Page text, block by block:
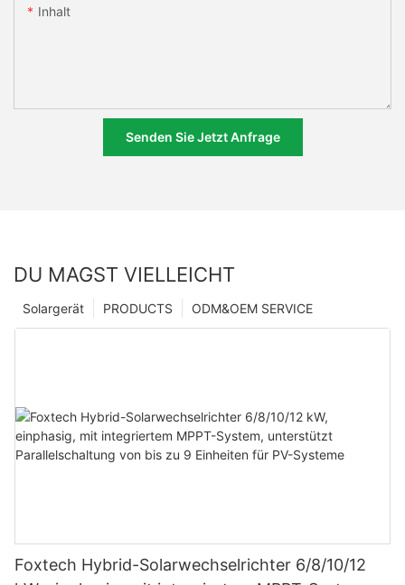
Inhalt
Senden Sie Jetzt Anfrage
DU MAGST VIELLEICHT
ODM&OEM SERVICE
PRODUCTS
Solargerät
Foxtech Hybrid-Solarwechselrichter 6/8/10/12